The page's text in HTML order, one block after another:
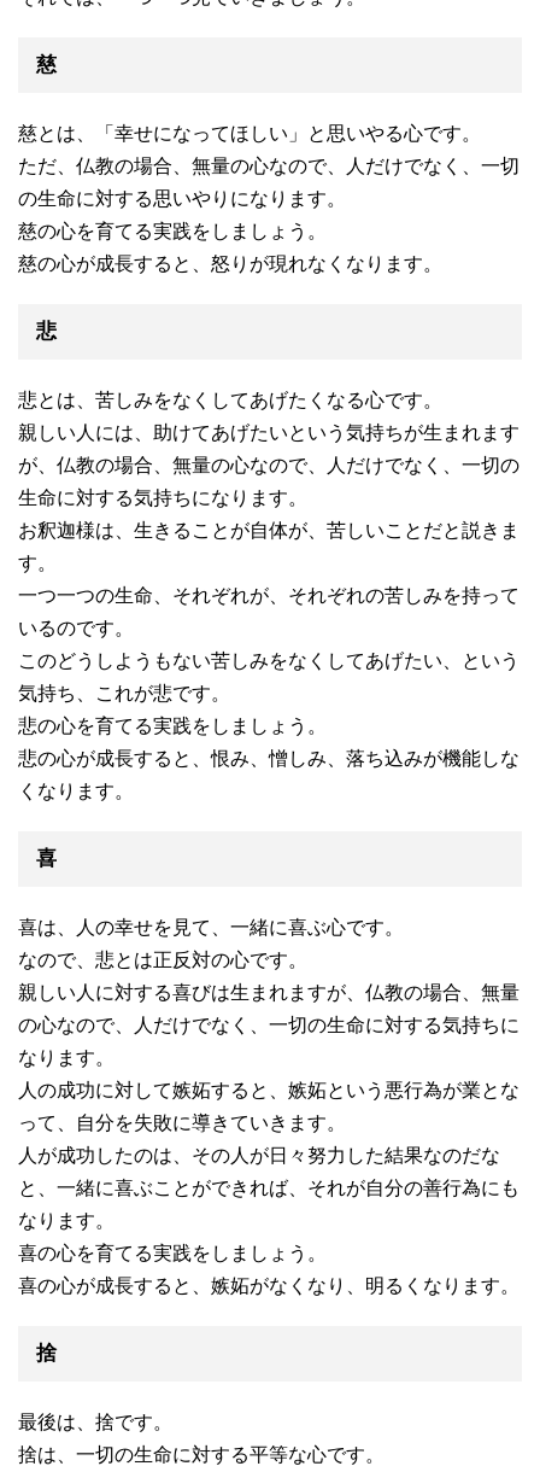
慈
慈とは、「幸せになってほしい」と思いやる心です。
ただ、仏教の場合、無量の心なので、人だけでなく、一切
の生命に対する思いやりになります。
慈の心を育てる実践をしましょう。
慈の心が成長すると、怒りが現れなくなります。
悲
悲とは、苦しみをなくしてあげたくなる心です。
親しい人には、助けてあげたいという気持ちが生まれます
が、仏教の場合、無量の心なので、人だけでなく、一切の
生命に対する気持ちになります。
お釈迦様は、生きることが自体が、苦しいことだと説きま
す。
一つ一つの生命、それぞれが、それぞれの苦しみを持って
いるのです。
このどうしようもない苦しみをなくしてあげたい、という
気持ち、これが悲です。
悲の心を育てる実践をしましょう。
悲の心が成長すると、恨み、憎しみ、落ち込みが機能しな
くなります。
喜
喜は、人の幸せを見て、一緒に喜ぶ心です。
なので、悲とは正反対の心です。
親しい人に対する喜びは生まれますが、仏教の場合、無量
の心なので、人だけでなく、一切の生命に対する気持ちに
なります。
人の成功に対して嫉妬すると、嫉妬という悪行為が業とな
って、自分を失敗に導きていきます。
人が成功したのは、その人が日々努力した結果なのだな
と、一緒に喜ぶことができれば、それが自分の善行為にも
なります。
喜の心を育てる実践をしましょう。
喜の心が成長すると、嫉妬がなくなり、明るくなります。
捨
最後は、捨です。
捨は、一切の生命に対する平等な心です。